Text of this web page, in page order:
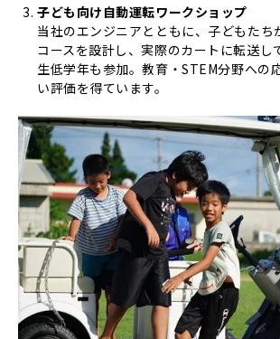
子ども向け自動運転ワークショップ
当社のエンジニアとともに、子どもたち
コースを設計し、実際のカートに転送し
生低学年も参加。教育・STEM分野への
い評価を得ています。